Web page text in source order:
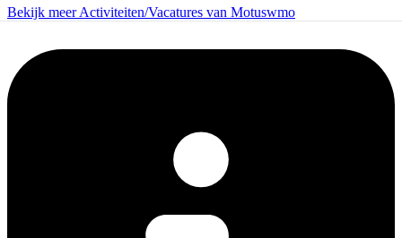
Bekijk meer Activiteiten/Vacatures van Motuswmo